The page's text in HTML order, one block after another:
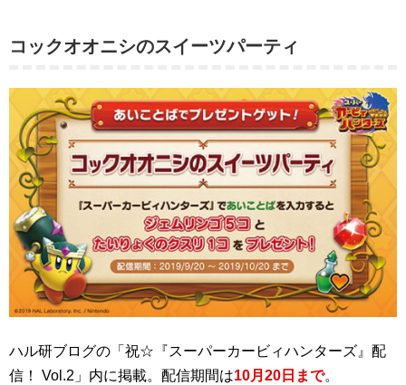
コックオオニシのスイーツパーティ
ハル研ブログの「 祝☆『スーパーカービィハンターズ』配
信！ Vol.2」内に掲載。配信期間は10月20日まで。